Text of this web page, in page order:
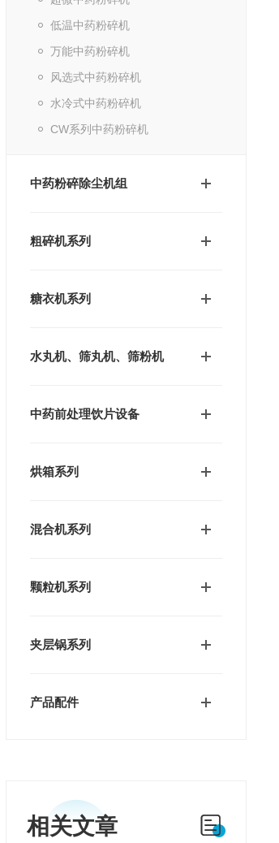
低温中药粉碎机
万能中药粉碎机
风选式中药粉碎机
水冷式中药粉碎机
CW系列中药粉碎机
中药粉碎除尘机组
粗碎机系列
糖衣机系列
水丸机、筛丸机、筛粉机
中药前处理饮片设备
烘箱系列
混合机系列
颗粒机系列
夹层锅系列
产品配件
相关文章